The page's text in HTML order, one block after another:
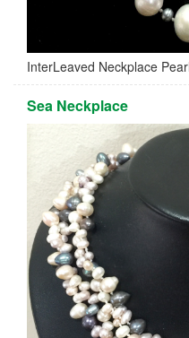
InterLeaved Neckplace
Sea Neckplace